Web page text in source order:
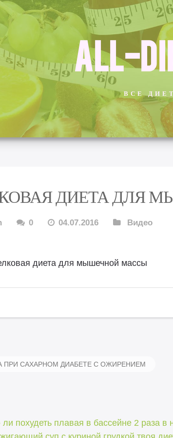
ALL-
ВСЕ
ДИЕТА ДЛЯ
0 04.07.2016 Видео
диета для мышечной массы
ПРИ САХАРНОМ ДИАБЕТЕ С ОЖИРЕНИЕМ
похудеть плавая в бассейне 2 раза в